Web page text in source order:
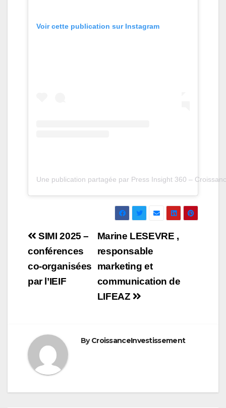
Voir cette publication sur Instagram
Une publication partagée par Press Insight 360 –
Navigation
de
l’article
Marine LESEVRE ,
responsable
marketing et
communication de
LIFEAZ
SIMI 2025 –
conférences
co-organisées
par l’IEIF
ByCroissanceInvestissement